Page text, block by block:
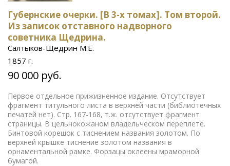
Губернские очерки. [В 3-х томах]. Том второй.
Из записок отставного надворного
советника Щедрина.
Салтыков-Щедрин М.Е.
1857 г.
90 000 руб.
Первое отдельное прижизненное издание. Отсутствует
фрагмент титульного листа в верхней части (библиотечных
печатей нет). Стр. 167-168, т.ж. отсутствует фрагмент
страницы. В цельнокожаном владельческом переплете.
Бинтовой корешок с тиснением названия золотом. По
верхней крышке тиснение золотом названия в
орнаментальной рамке. Форзацы оклеены мраморной
бумагой.